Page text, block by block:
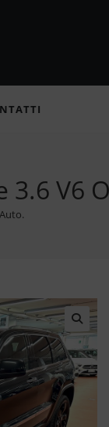
3.6 V6
🔍